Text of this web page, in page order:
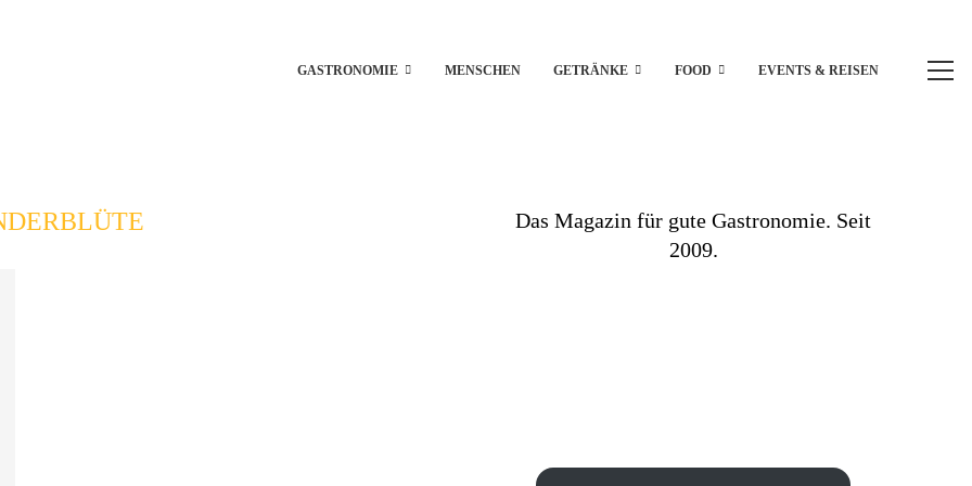
GASTRONOMIE MENSCHEN GETRÄNKE FOOD EVENTS & REISEN
Das Magazin für gute Gastronomie. Seit
2009.